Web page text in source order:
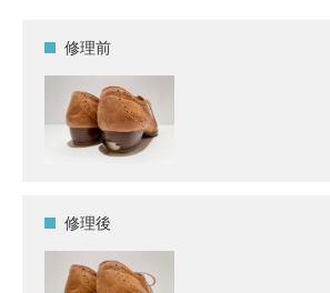
修理前
修理後